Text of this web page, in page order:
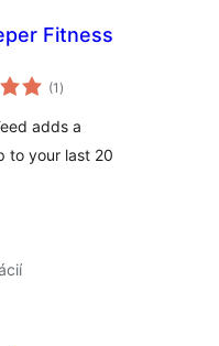
Fitness
(1 celkové
hodnotenie
)
adds a
to your last 20